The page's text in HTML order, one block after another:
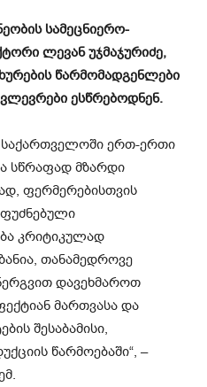
სამეცნიერო-
ლევან უჯმაჯურიძე,
წარმომადგენლები
ესწრებოდნენ.
საქართველოში ერთ-ერთი
სწრაფად მზარდი
ფერმერებისთვის
კრიტიკულად
თანამედროვე
დავეხმაროთ
მართვასა და
შესაბამისი,
წარმოებაში“, –